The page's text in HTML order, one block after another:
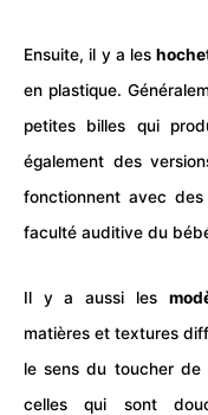
Ensuite, il y a les
en plastique.
petites billes qui
également des
fonctionnent avec
faculté auditive du
Il y a aussi les
matières et textures
le sens du toucher de
celles qui sont